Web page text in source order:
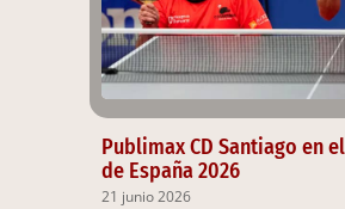
Publimax CD Santiago en
de España 2026
21 junio 2026